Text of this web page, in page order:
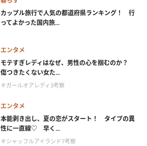
カップル旅行で人気の都道府県ランキング！ 行
ってよかった国内旅...
エンタメ
モテすぎレディはなぜ、男性の心を掴むのか？
傷つきたくない女た...
＃ガールオアレディ3考察
エンタメ
本能剥き出し、夏の恋がスタート！ タイプの異
性に一直線♡ 早く...
＃シャッフルアイランド7考察